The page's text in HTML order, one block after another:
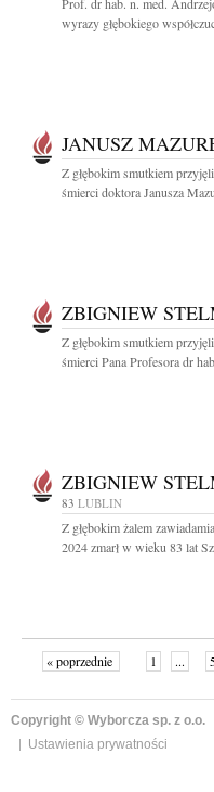
wyrazy głębokiego
JANUSZ
Z głębokim smutkiem
śmierci doktora Janusza
ZBIGNIEW
Z głębokim smutkiem
śmierci Pana Profesora dr
ZBIGNIEW
83 LUBLIN
Z głębokim żalem
2024 zmarł w wieku 83 lat
« poprzednie 1 ...
Copyright © Wyborcza sp. z o.o.
Ustawienia prywatności